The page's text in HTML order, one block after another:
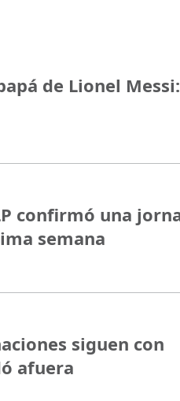
de Lionel Messi:
confirmó una
semana
siguen con
afuera